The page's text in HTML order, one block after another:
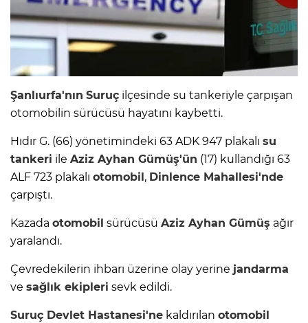
Şanlıurfa'nın Suruç ilçesinde su tankeriyle çarpışan
otomobilin sürücüsü hayatını kaybetti.
Hıdır G. (66) yönetimindeki 63 ADK 947 plakalı su
tankeri ile Aziz Ayhan Gümüş'ün (17) kullandığı 63
ALF 723 plakalı otomobil, Dinlence Mahallesi'nde
çarpıştı.
Kazada otomobil sürücüsü Aziz Ayhan Gümüş ağır
yaralandı.
Çevredekilerin ihbarı üzerine olay yerine jandarma
ve sağlık ekipleri sevk edildi.
Suruç Devlet Hastanesi'ne kaldırılan otomobil